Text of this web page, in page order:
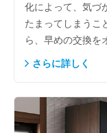
化によって、気づ
たまってしまうこ
ら、早めの交換を
さらに詳しく